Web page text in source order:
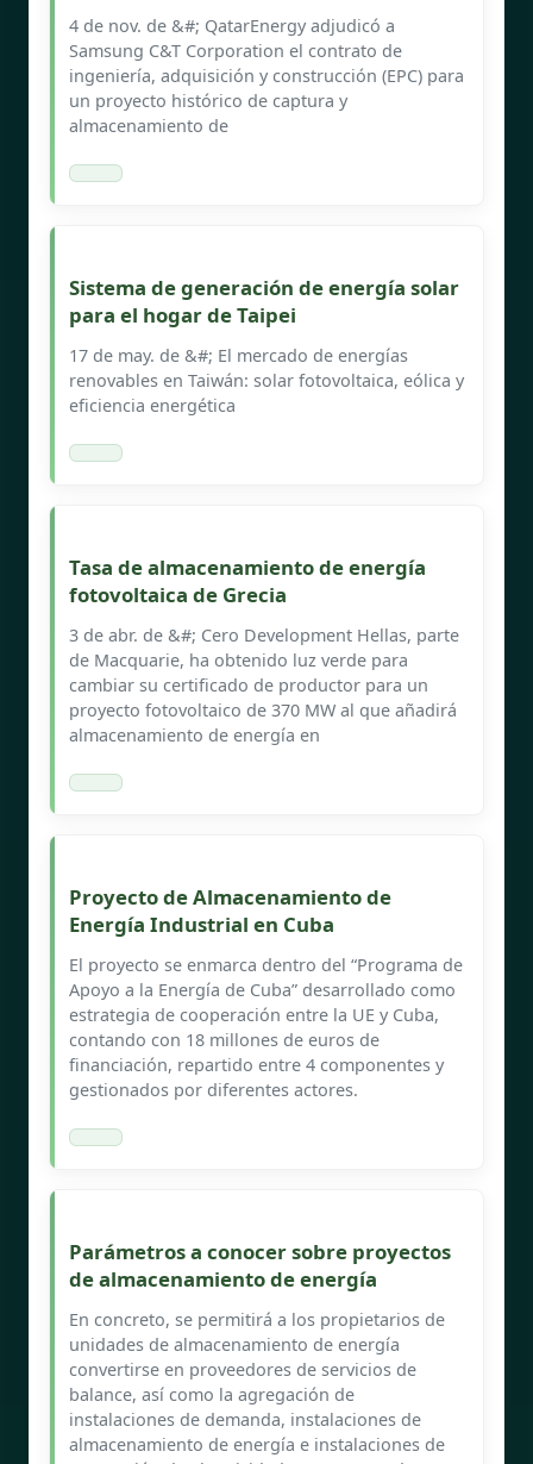
4 de nov. de &#; QatarEnergy adjudicó a
Samsung C&T Corporation el contrato de
ingeniería, adquisición y construcción (EPC) para
un proyecto histórico de captura y
almacenamiento de
Sistema de generación de energía solar
para el hogar de Taipei
17 de may. de &#; El mercado de energías
renovables en Taiwán: solar fotovoltaica, eólica y
eficiencia energética
Tasa de almacenamiento de energía
fotovoltaica de Grecia
3 de abr. de &#; Cero Development Hellas, parte
de Macquarie, ha obtenido luz verde para
cambiar su certificado de productor para un
proyecto fotovoltaico de 370 MW al que añadirá
almacenamiento de energía en
Proyecto de Almacenamiento de
Energía Industrial en Cuba
El proyecto se enmarca dentro del “Programa de
Apoyo a la Energía de Cuba” desarrollado como
estrategia de cooperación entre la UE y Cuba,
contando con 18 millones de euros de
financiación, repartido entre 4 componentes y
gestionados por diferentes actores.
Parámetros a conocer sobre proyectos
de almacenamiento de energía
En concreto, se permitirá a los propietarios de
unidades de almacenamiento de energía
convertirse en proveedores de servicios de
balance, así como la agregación de
instalaciones de demanda, instalaciones de
almacenamiento de energía e instalaciones de